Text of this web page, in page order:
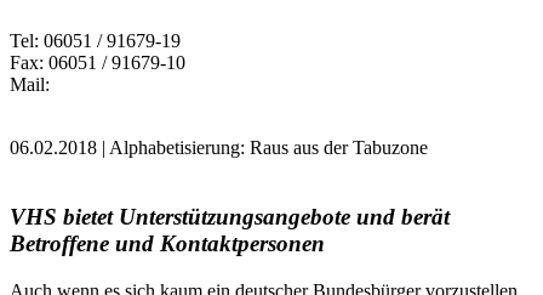
Tel: 06051 / 91679-19
Fax: 06051 / 91679-10
Mail:
06.02.2018 | Alphabetisierung: Raus aus der Tabuzone
VHS bietet Unterstützungsangebote und berät
Betroffene und Kontaktpersonen
Auch wenn es sich kaum ein deutscher Bundesbürger vorzustellen